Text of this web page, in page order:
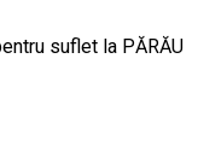
suflet la PĂRĂU